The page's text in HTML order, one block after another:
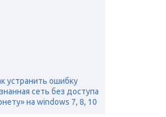
устранить ошибку
сеть без доступа
на windows 7, 8, 10